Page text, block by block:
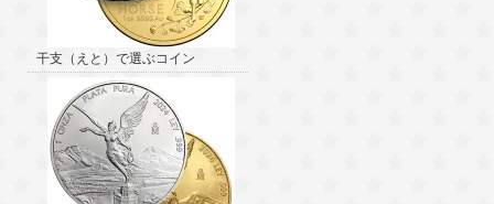
干支（えと）で選ぶコイン